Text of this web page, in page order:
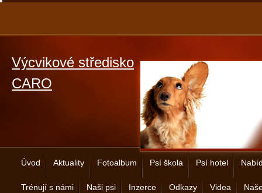
Výcvikové středisko
CARO
Úvod Aktuality Fotoalbum Psí škola Psí hotel
Trénují s námi Naši psi Inzerce Odkazy Videa